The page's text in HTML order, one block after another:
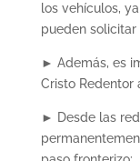
los vehículos,
pueden solicitar
► Además, es
Cristo Redentor
► Desde las